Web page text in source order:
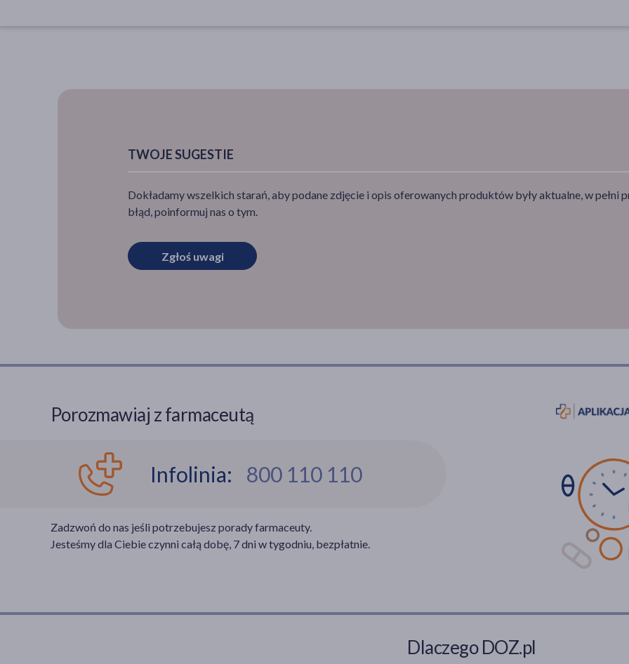
TWOJE SUGESTIE
Dokładamy wszelkich starań, aby podane zdjęcie i opis oferowanych produktów były aktualne, w pełni
błąd, poinformuj nas o tym.
Zgłoś uwagi
Porozmawiaj z farmaceutą
Infolinia: 800 110 110
Zadzwoń do nas jeśli potrzebujesz porady farmaceuty.
Jesteśmy dla Ciebie czynni całą dobę, 7 dni w tygodniu, bezpłatnie.
Dlaczego DOZ.pl